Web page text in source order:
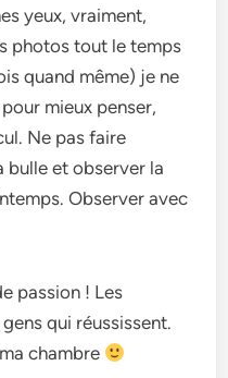
yeux, vraiment,
photos tout le temps
quand même) je ne
mieux penser,
Ne pas faire
bulle et observer la
Observer avec
passion ! Les
qui réussissent.
chambre